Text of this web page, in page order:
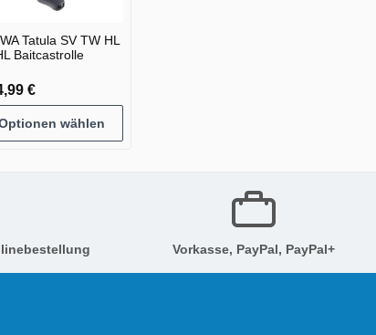
Tatula SV TW HL
Baitcastrolle
€
wählen
Vorkasse, PayPal, PayPal+